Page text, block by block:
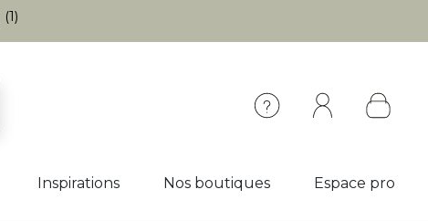
(1)
Inspirations Nos boutiques Espace pro